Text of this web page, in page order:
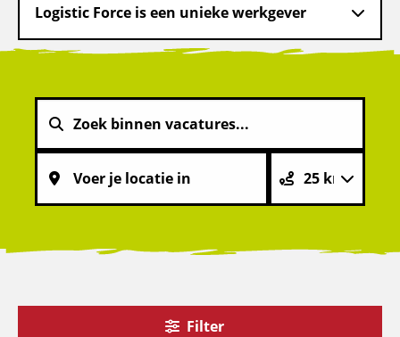
Logistic Force is een unieke werkgever
Filter